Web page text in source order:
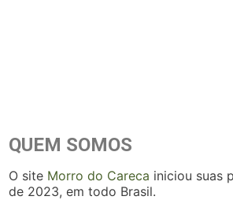
QUEM SOMOS
O site Morro do Careca iniciou suas
de 2023, em todo Brasil.